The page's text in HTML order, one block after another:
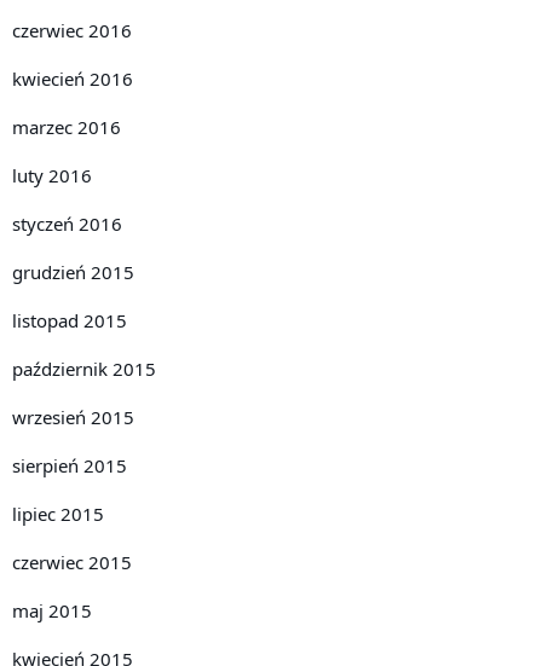
czerwiec 2016
kwiecień 2016
marzec 2016
luty 2016
styczeń 2016
grudzień 2015
listopad 2015
październik 2015
wrzesień 2015
sierpień 2015
lipiec 2015
czerwiec 2015
maj 2015
kwiecień 2015